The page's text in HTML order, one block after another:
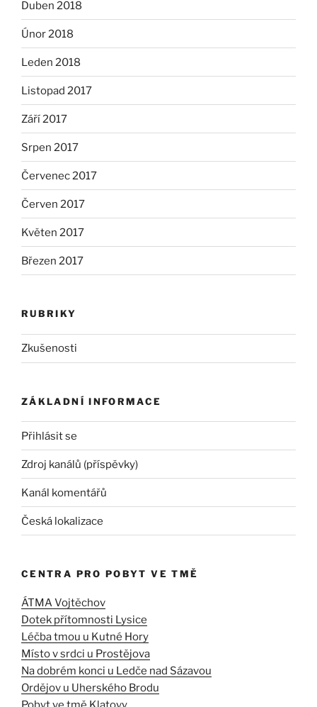
Duben 2018
Únor 2018
Leden 2018
Listopad 2017
Září 2017
Srpen 2017
Červenec 2017
Červen 2017
Květen 2017
Březen 2017
RUBRIKY
Zkušenosti
ZÁKLADNÍ INFORMACE
Přihlásit se
Zdroj kanálů (příspěvky)
Kanál komentářů
Česká lokalizace
CENTRA PRO POBYT VE TMĚ
ÁTMA Vojtěchov
Dotek přítomnosti Lysice
Léčba tmou u Kutné Hory
Místo v srdci u Prostějova
Na dobrém konci u Ledče nad Sázavou
Ordějov u Uherského Brodu